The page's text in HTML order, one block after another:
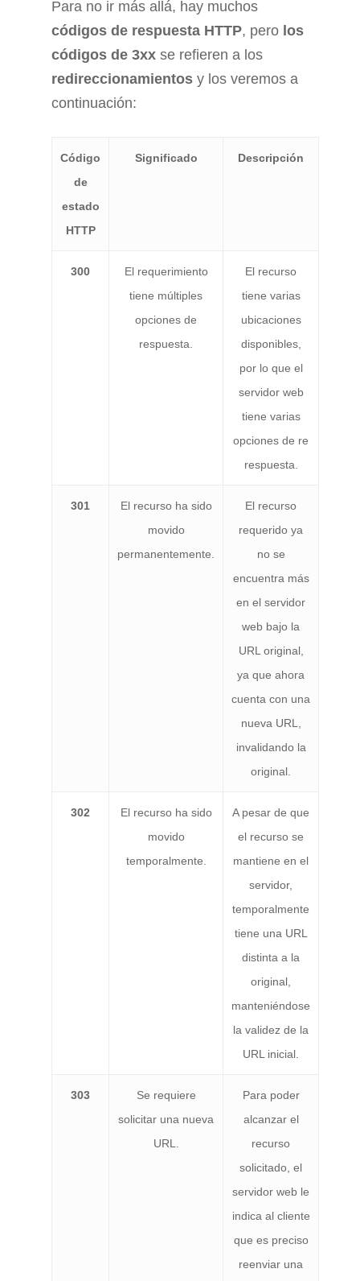
Para no ir más allá, hay muchos
códigos de respuesta HTTP, pero los
códigos de 3xx se refieren a los
redireccionamientos y los veremos a
continuación:
Código
de
estado
HTTP
Significado Descripción
300
El requerimiento
tiene múltiples
opciones de
respuesta.
El recurso
tiene varias
ubicaciones
disponibles,
por lo que el
servidor web
tiene varias
opciones de re
respuesta.
301
El recurso ha sido
movido
permanentemente.
El recurso
requerido ya
no se
encuentra más
en el servidor
web bajo la
URL original,
ya que ahora
cuenta con una
nueva URL,
invalidando la
original.
302
El recurso ha sido
movido
temporalmente.
A pesar de que
el recurso se
mantiene en el
servidor,
temporalmente
tiene una URL
distinta a la
original,
manteniéndose
la validez de la
URL inicial.
303
Se requiere
solicitar una nueva
URL.
Para poder
alcanzar el
recurso
solicitado, el
servidor web le
indica al cliente
que es preciso
reenviar una